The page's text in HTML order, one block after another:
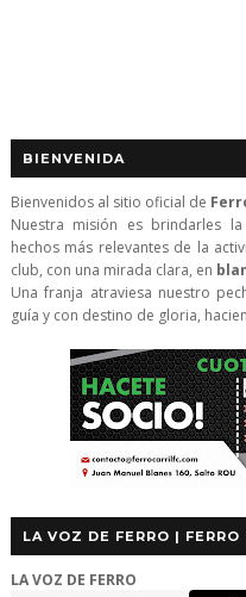
BIENVENIDA
Bienvenidos al sitio oficial de
Nuestra misión es brindarles
hechos más relevantes de la
club, con una mirada clara, en
Una franja atraviesa nuestro
guía y con destino de gloria,
LA VOZ DE FERRO | FERRO
LA VOZ DE FERRO